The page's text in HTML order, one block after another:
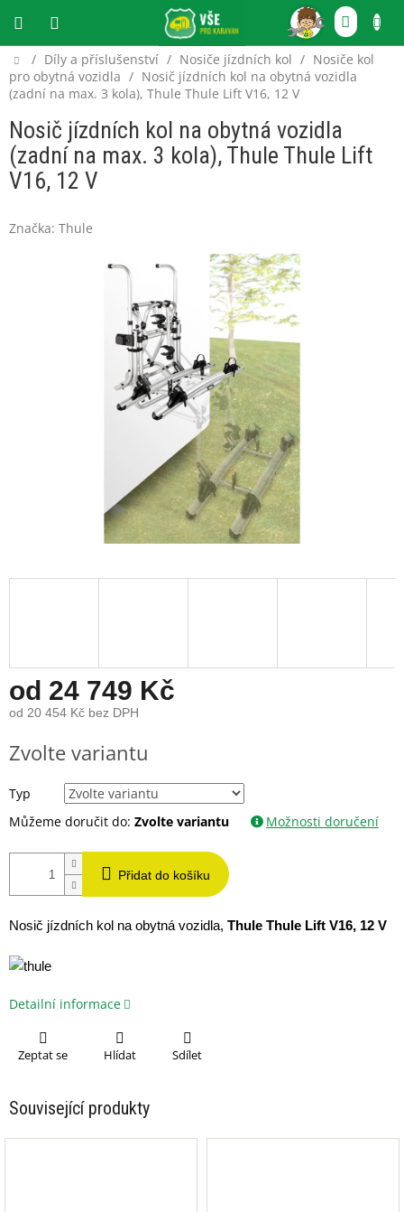
obsah
CZK
Domů
/ Díly a příslušenství / Nosiče jízdních kol / Nosiče kol
pro obytná vozidla / Nosič jízdních kol na obytná vozidla
(zadní na max. 3 kola), Thule Thule Lift V16, 12 V
Nosič jízdních kol na obytná vozidla
(zadní na max. 3 kola), Thule Thule Lift
V16, 12 V
Značka: Thule
od 24 749 Kč
od 20 454 Kč bez DPH
cena:
Zvolte variantu
Typ
Můžeme doručit do: Zvolte variantu Možnosti doručení
Přidat do košíku
Nosič jízdních kol na obytná vozidla, Thule Thule Lift V16, 12 V
Detailní informace
Zeptat se Hlídat Sdílet
Související produkty